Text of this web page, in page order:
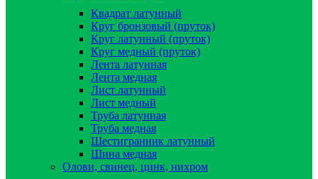
Квадрат латунный
Круг бронзовый (пруток)
Круг латунный (пруток)
Круг медный (пруток)
Лента латунная
Лента медная
Лист латунный
Лист медный
Труба латунная
Труба медная
Шестигранник латунный
Шина медная
Олови, свинец, цинк, нихром